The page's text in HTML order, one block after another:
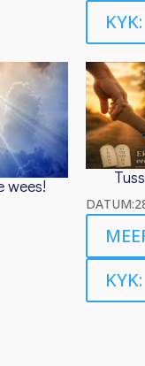
KYK:
wees!
KYK: